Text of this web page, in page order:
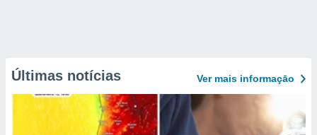
Últimas notícias Ver mais informaçāo